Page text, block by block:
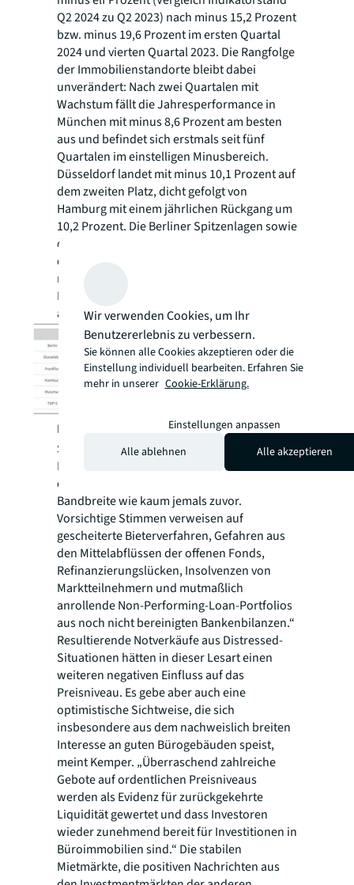
Q2 2024 zu Q2 2023) nach minus 15,2 Prozent
bzw. minus 19,6 Prozent im ersten Quartal
2024 und vierten Quartal 2023. Die Rangfolge
der Immobilienstandorte bleibt dabei
unverändert: Nach zwei Quartalen mit
Wachstum fällt die Jahresperformance in
München mit minus 8,6 Prozent am besten
aus und befindet sich erstmals seit fünf
Quartalen im einstelligen Minusbereich.
Düsseldorf landet mit minus 10,1 Prozent auf
dem zweiten Platz, dicht gefolgt von
Hamburg mit einem jährlichen Rückgang um
10,2 Prozent. Die Berliner Spitzenlagen sowie
die Frankfurter Bankenlage bleiben aufgrund
der negativen Quartalsperformance mit
minus zwölf Prozent in Berlin und minus 13,6
Prozent in der Mainmetropole hinter den
anderen Städten zurück.
Ralf Kemper
bilanziert: „Trotz der
Stabilisierungstendenzen herrscht bezüglich
Deutung und Ausblick auf die Entwicklung
der Investmentmärkte eine so große
Bandbreite wie kaum jemals zuvor.
Vorsichtige Stimmen verweisen auf
gescheiterte Bieterverfahren, Gefahren aus
den Mittelabflüssen der offenen Fonds,
Refinanzierungslücken, Insolvenzen von
Marktteilnehmern und mutmaßlich
anrollende Non-Performing-Loan-Portfolios
aus noch nicht bereinigten Bankenbilanzen.“
Resultierende Notverkäufe aus Distressed-
Situationen hätten in dieser Lesart einen
weiteren negativen Einfluss auf das
Preisniveau. Es gebe aber auch eine
optimistische Sichtweise, die sich
insbesondere aus dem nachweislich breiten
Interesse an guten Bürogebäuden speist,
meint Kemper. „Überraschend zahlreiche
Gebote auf ordentlichen Preisniveaus
werden als Evidenz für zurückgekehrte
Liquidität gewertet und dass Investoren
wieder zunehmend bereit für Investitionen in
Büroimmobilien sind.“ Die stabilen
Mietmärkte, die positiven Nachrichten aus
Wir verwenden Cookies, um Ihr
Benutzererlebnis zu verbessern.
Sie können alle Cookies akzeptieren oder die
Einstellung individuell bearbeiten. Erfahren Sie
mehr in unserer Cookie-Erklärung.
Einstellungen anpassen
Alle ablehnen
Alle akzeptieren